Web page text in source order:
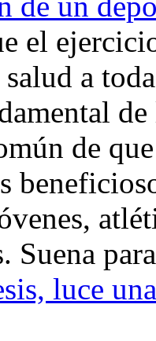
el
salud a
de
Suena
luce